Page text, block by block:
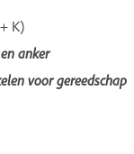
K)
anker
voor gereedschap